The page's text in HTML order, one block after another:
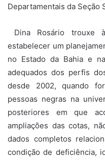
Departamentais da Seção
Dina Rosário trouxe
estabelecer um
no Estado da Bahia e
adequados dos perfis
desde 2002, quando
pessoas negras na
posteriores em que
ampliações das cotas,
dados completos
condição de deficiência,